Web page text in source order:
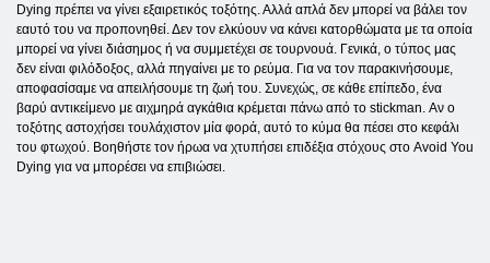
Dying πρέπει να γίνει εξαιρετικός τοξότης. Αλλά απλά δεν μπορεί να βάλει τον
εαυτό του να προπονηθεί. Δεν τον ελκύουν να κάνει κατορθώματα με τα οποία
μπορεί να γίνει διάσημος ή να συμμετέχει σε τουρνουά. Γενικά, ο τύπος μας
δεν είναι φιλόδοξος, αλλά πηγαίνει με το ρεύμα. Για να τον παρακινήσουμε,
αποφασίσαμε να απειλήσουμε τη ζωή του. Συνεχώς, σε κάθε επίπεδο, ένα
βαρύ αντικείμενο με αιχμηρά αγκάθια κρέμεται πάνω από το stickman. Αν ο
τοξότης αστοχήσει τουλάχιστον μία φορά, αυτό το κύμα θα πέσει στο κεφάλι
του φτωχού. Βοηθήστε τον ήρωα να χτυπήσει επιδέξια στόχους στο Avoid You
Dying για να μπορέσει να επιβιώσει.